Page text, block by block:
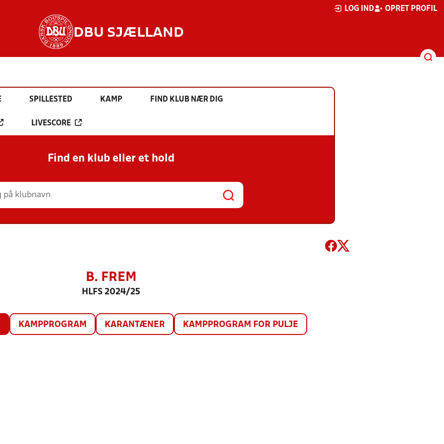
LOG IND OPRET PROFIL
DBU SJÆLLAND
SPILLESTED KAMP FIND KLUB NÆR DIG
LIVESCORE
Find en klub eller et hold
B. FREM
HLFS 2024/25
KAMPPROGRAM KARANTÆNER KAMPPROGRAM FOR PULJE